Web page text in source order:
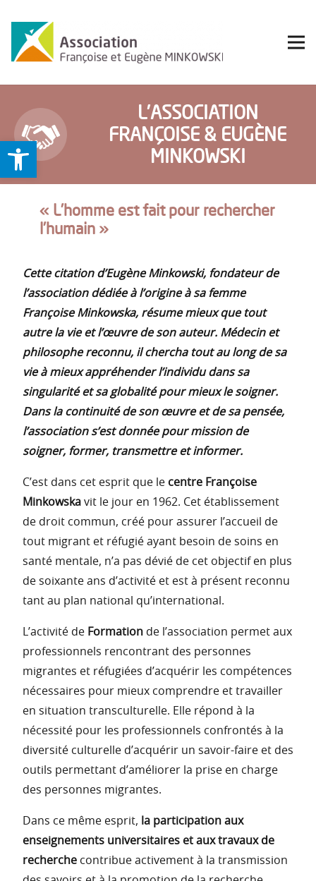
Ouvrir la barre d’outils
L’ASSOCIATION
FRANÇOISE & EUGÈNE
MINKOWSKI
« L’homme est fait pour rechercher
l’humain »
Cette citation d’Eugène Minkowski, fondateur de
l’association dédiée à l’origine à sa femme
Françoise Minkowska, résume mieux que tout
autre la vie et l’œuvre de son auteur. Médecin et
philosophe reconnu, il chercha tout au long de sa
vie à mieux appréhender l’individu dans sa
singularité et sa globalité pour mieux le soigner.
Dans la continuité de son œuvre et de sa pensée,
l’association s’est donnée pour mission de
soigner, former, transmettre et informer.
C’est dans cet esprit que le centre Françoise
Minkowska vit le jour en 1962. Cet établissement
de droit commun, créé pour assurer l’accueil de
tout migrant et réfugié ayant besoin de soins en
santé mentale, n’a pas dévié de cet objectif en plus
de soixante ans d’activité et est à présent reconnu
tant au plan national qu’international.
L’activité de Formation de l’association permet aux
professionnels rencontrant des personnes
migrantes et réfugiées d’acquérir les compétences
nécessaires pour mieux comprendre et travailler
en situation transculturelle. Elle répond à la
nécessité pour les professionnels confrontés à la
diversité culturelle d’acquérir un savoir-faire et des
outils permettant d’améliorer la prise en charge
des personnes migrantes.
Dans ce même esprit, la participation aux
enseignements universitaires et aux travaux de
recherche contribue activement à la transmission